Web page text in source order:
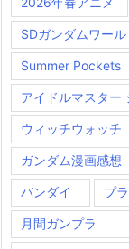
SDガンダムワー
Summer Pockets
アイドルマスター
ウィッチウォッチ
ガンダム漫画感想
バンダイ プ
月間ガンプラ